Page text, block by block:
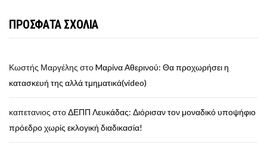
ΠΡΟΣΦΑΤΑ ΣΧΟΛΙΑ
Κωστής Μαργέλης στοMαρίνα Αθερινού: Θα προχωρήσει η
κατασκευή της αλλά τμηματικά(video)
καπετανιος στοΔΕΠΠ Λευκάδας: Διόρισαν τον μοναδικό υποψήφιο
πρόεδρο χωρίς εκλογική διαδικασία!